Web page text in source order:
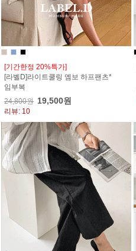
[기간한정 20%특가]
[라벨D]라이트쿨링 엠보 하프팬츠*
임부복
24,800원 19,500원
리뷰: 10